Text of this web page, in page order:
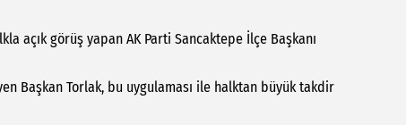
açık görüş yapan AK Parti Sancaktepe İlçe Başkanı
Başkan Torlak, bu uygulaması ile halktan büyük takdir